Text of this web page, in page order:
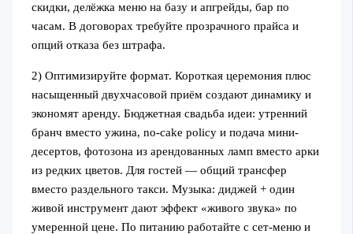
скидки, делёжка меню на базу и апгрейды, бар по
часам. В договорах требуйте прозрачного прайса и
опций отказа без штрафа.
2) Оптимизируйте формат. Короткая церемония плюс
насыщенный двухчасовой приём создают динамику и
экономят аренду. Бюджетная свадьба идеи: утренний
бранч вместо ужина, no-cake policy и подача мини-
десертов, фотозона из арендованных ламп вместо арки
из редких цветов. Для гостей — общий трансфер
вместо раздельного такси. Музыка: диджей + один
живой инструмент дают эффект «живого звука» по
умеренной цене. По питанию работайте с сет-меню и